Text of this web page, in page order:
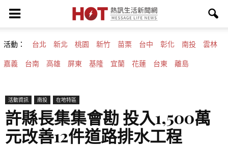
活動： 台北 新北 桃園 新竹 苗栗 台中 彰化 南投 雲林
嘉義 台南 高雄 屏東 基隆 宜蘭 花蓮 台東 離島
活動資訊 南投 在地特區
許縣長集集會勘 投入1,500萬
元改善12件道路排水工程